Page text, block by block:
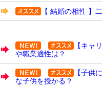
【 結婚の相性 】
【キャ
や職業適性は？
【子供
な子供を授かる？